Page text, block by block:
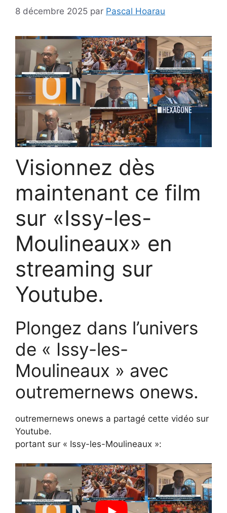
8 décembre 2025 par Pascal Hoarau
Visionnez dès
maintenant ce film
sur «Issy-les-
Moulineaux» en
streaming sur
Youtube.
Plongez dans l’univers
de « Issy-les-
Moulineaux » avec
outremernews onews.
outremernews onews a partagé cette vidéo sur
Youtube.
portant sur « Issy-les-Moulineaux »: